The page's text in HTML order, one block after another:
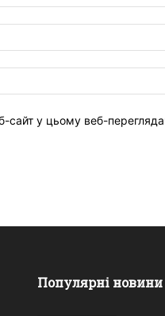
у цьому веб-
Популярні новини